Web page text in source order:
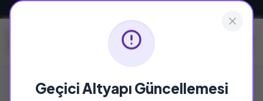
Geçici Altyapı Güncellemesi